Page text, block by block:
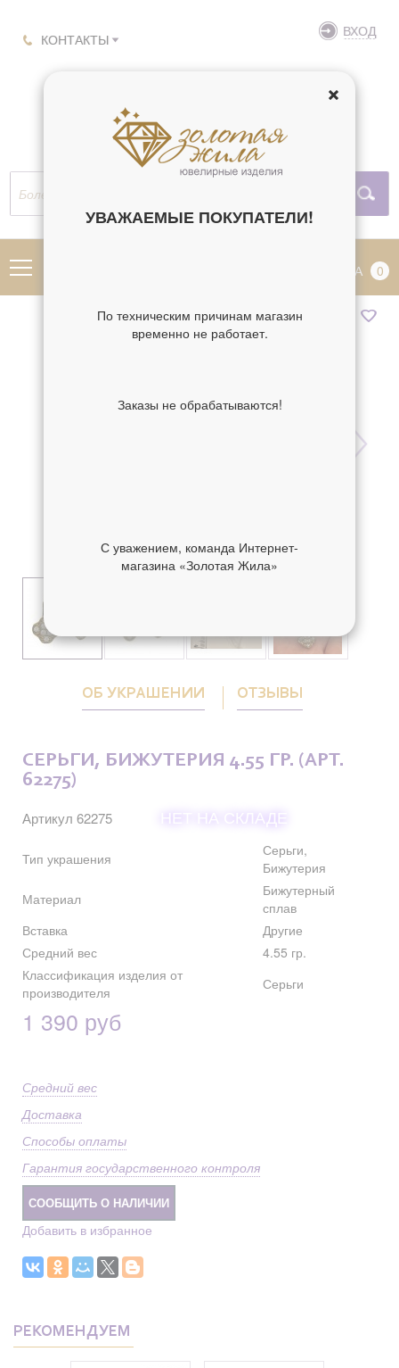
КОНТАКТЫ ВХОД
КОРЗИНА 0
ОБ УКРАШЕНИИ ОТЗЫВЫ
СЕРЬГИ, БИЖУТЕРИЯ 4.55 ГР. (АРТ.
62275)
Артикул 62275 НЕТ НА СКЛАДЕ
Тип украшения
Серьги,
Бижутерия
Материал
Бижутерный
сплав
Вставка
Другие
Средний вес
4.55 гр.
Классификация изделия от
производителя
Серьги
1 390 руб
Средний вес
Доставка
Способы оплаты
Гарантия государственного контроля
СООБЩИТЬ О НАЛИЧИИ
Добавить в избранное
РЕКОМЕНДУЕМ
УВАЖАЕМЫЕ ПОКУПАТЕЛИ!
По техническим причинам магазин
временно не работает.
Заказы не обрабатываются!
С уважением, команда Интернет-
магазина «Золотая Жила»